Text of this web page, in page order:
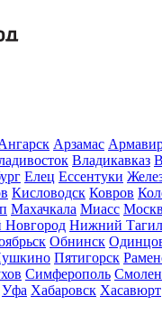
Арзамас
Владикавказ
Елец Ессентуки
Кисловодск Ковров
Махачкала Миасс
Нижний Тагил
Обнинск
Пятигорск
Симферополь
Уфа Хабаровск Хасавюрт